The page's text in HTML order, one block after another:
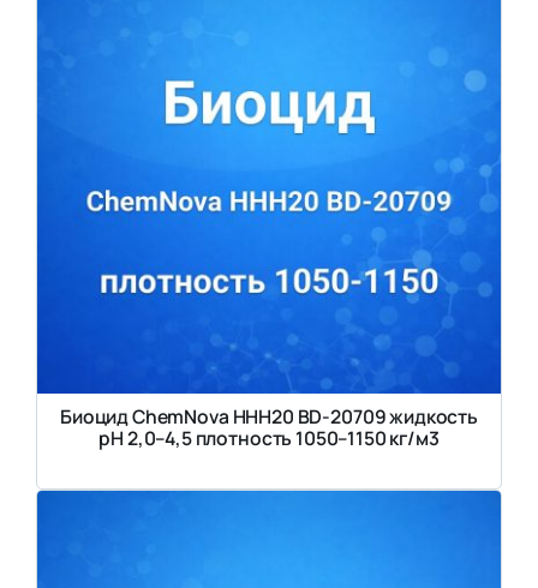
Биоцид ChemNova HHH20 BD-20709 жидкость
pH 2,0–4,5 плотность 1050–1150 кг/м3